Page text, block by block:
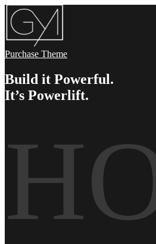
Purchase Theme
Build it Powerful.
It’s Powerlift.